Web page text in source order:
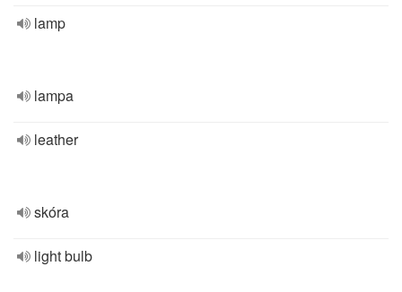
lamp
lampa
leather
skóra
light bulb